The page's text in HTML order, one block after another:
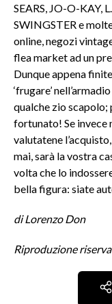
SEARS, JO-O-KAY,
SWINGSTER e
online, negozi
flea market ad un
Dunque appena
‘frugare’
qualche zio
fortunato! Se invece
valutatene
mai, sarà la vostra
volta che lo
bella figura: siate
di Lorenzo Don
Riproduzione